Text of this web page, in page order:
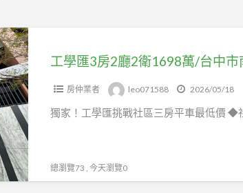
工學匯3房2廳2衛1698萬/台中市
房仲業者 leo071588 2026/05/18
獨家！工學匯挑戰社區三房平車最低價 ◆
總瀏覽73 , 今天瀏覽0